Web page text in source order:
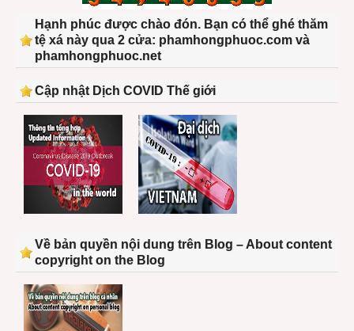
Hạnh phúc được chào đón. Bạn có thể ghé thăm
tệ xá này qua 2 cửa: phamhongphuoc.com và
phamhongphuoc.net
Cập nhật Dịch COVID Thế giới
Về bản quyền nội dung trên Blog – About content
copyright on the Blog